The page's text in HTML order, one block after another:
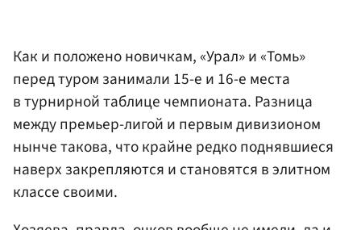
Как и положено новичкам, «Урал» и «Томь»
перед туром занимали 15-е и 16-е места
в турнирной таблице чемпионата. Разница
между премьер-лигой и первым дивизионом
нынче такова, что крайне редко поднявшиеся
наверх закрепляются и становятся в элитном
классе своими.